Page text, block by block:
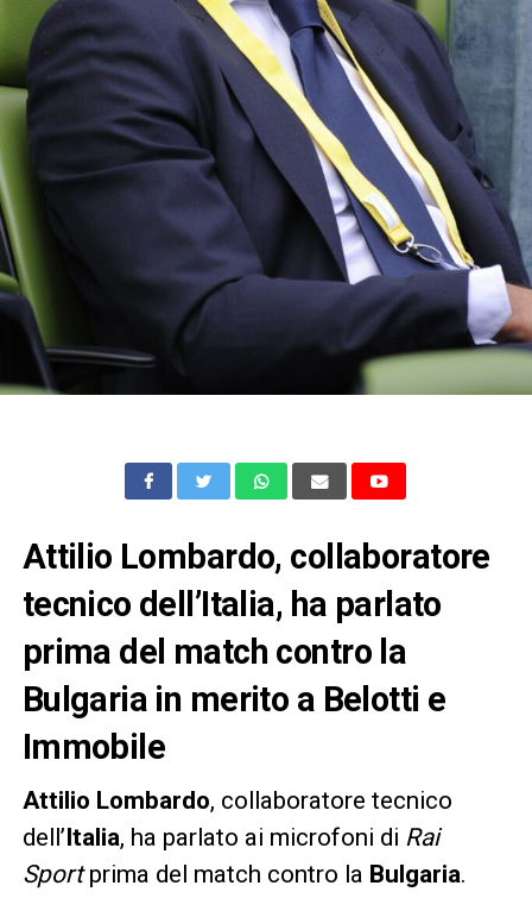
Attilio Lombardo, collaboratore
tecnico dell’Italia, ha parlato
prima del match contro la
Bulgaria in merito a Belotti e
Immobile
Attilio Lombardo, collaboratore tecnico
dell’Italia, ha parlato ai microfoni di Rai
Sportprima del match contro la Bulgaria.